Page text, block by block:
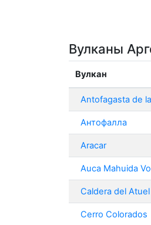
Вулканы
Вулкан
Antofagasta de
Антофалла
Aracar
Auca Mahuida
Caldera del Atuel
Cerro Colorados